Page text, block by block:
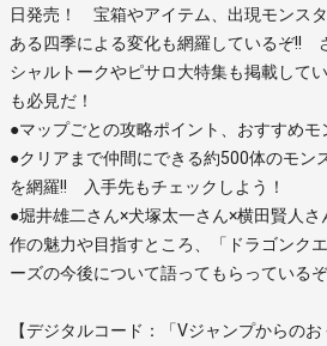
日発売！ 宝箱やアイテム、出現モンス
ある四季による変化も網羅しているぞ!!
シャルトークやピサロ大特集も掲載して
も必見だ！
●マップごとの攻略ポイント、おすすめモ
●クリアまで仲間にできる約500体のモン
を網羅!! 入手先もチェックしよう！
●堀井雄二さん×犬塚太一さん×横田賢人
作の魅力や目指すところ、「ドラゴンク
ーズの今後について語ってもらっている
【デジタルコード：「Vジャンプからの